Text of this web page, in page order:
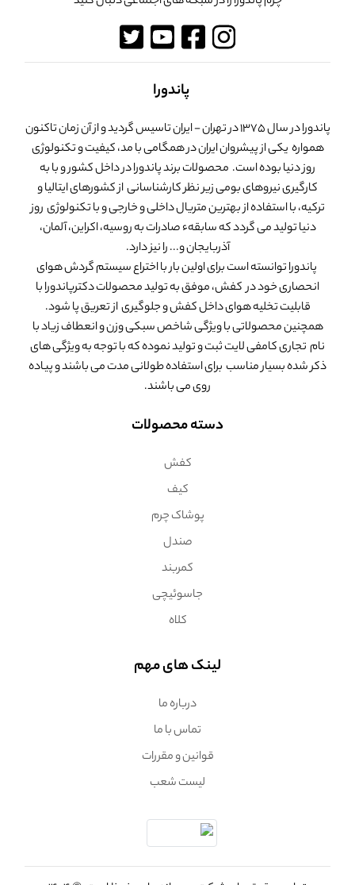
پاندورا
پاندورا در سال 1375 در تهران - ایران تاسیس گردید و از آن زمان تاکنون
همواره یکی از پیشروان ایران در همگامی با مد، کیفیت و تکنولوژی
روز دنیا بوده است. محصولات برند پاندورا در داخل کشور و با به
کارگیری نیروهای بومی زیر نظر کارشناسانی از کشورهای ایتالیا و
ترکیه، با استفاده از بهترین متریال داخلی و خارجی و با تکنولوژی روز
دنیا تولید می گردد که سابقهء صادرات به روسیه، اکراین، آلمان،
آذربایجان و... را نیز دارد.
پاندورا توانسته است برای اولین بار با اختراع سیستم گردش هوای
انحصاری خود در کفش، موفق به تولید محصولات دکترپاندورا با
قابلیت تخلیه هوای داخل کفش و جلوگیری از تعریق پا شود.
همچنین محصولاتی با ویژگی شاخص سبکی وزن و انعطاف زیاد با
نام تجاری کامفی لایت ثبت و تولید نموده که با توجه به ویژگی های
ذکر شده بسیار مناسب برای استفاده طولانی مدت می باشند و پیاده
روی می باشند.
دسته محصولات
کفش
کیف
پوشاک چرم
صندل
کمربند
جاسوئیچی
کلاه
لینک های مهم
درباره ما
تماس با ما
قوانین و مقررات
لیست شعب